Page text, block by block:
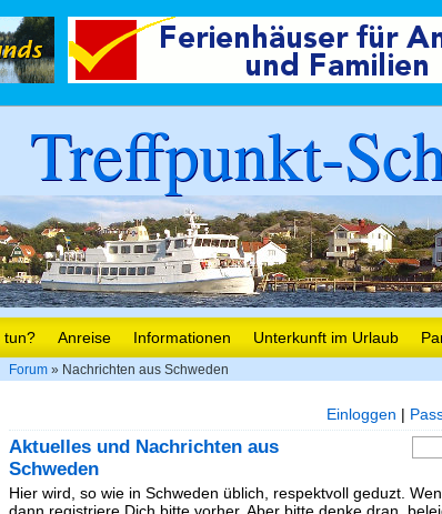
Treffpunkt-
tun? Anreise Informationen Unterkunft im Urlaub
Forum » Nachrichten aus Schweden
Einloggen |
Aktuelles und Nachrichten aus
Schweden
Hier wird, so wie in Schweden üblich, respektvoll geduzt.
dann registriere Dich bitte vorher. Aber bitte denke dran,